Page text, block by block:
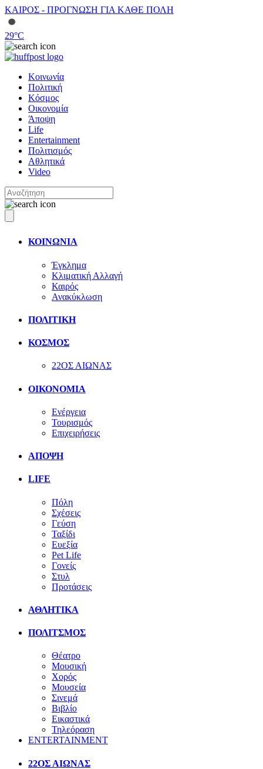
ΚΑΙΡΟΣ - ΠΡΟΓΝΩΣΗ ΓΙΑ ΚΑΘΕ ΠΟΛΗ
29°C
Κοινωνία
Πολιτική
Κόσμος
Οικονομία
Άποψη
Life
Entertainment
Πολιτισμός
Αθλητικά
Video
ΚΟΙΝΩΝΙΑ
Έγκλημα
Κλιματική Αλλαγή
Καιρός
Ανακύκλωση
ΠΟΛΙΤΙΚΗ
ΚΟΣΜΟΣ
22ΟΣ ΑΙΩΝΑΣ
ΟΙΚΟΝΟΜΙΑ
Ενέργεια
Τουρισμός
Επιχειρήσεις
ΑΠΟΨΗ
LIFE
Πόλη
Σχέσεις
Γεύση
Ταξίδι
Ευεξία
Pet Life
Γονείς
Στυλ
Προτάσεις
ΑΘΛΗΤΙΚΑ
ΠΟΛΙΤΣΜΟΣ
Θέατρο
Μουσική
Χορός
Μουσεία
Σινεμά
Βιβλίο
Εικαστικά
Τηλεόραση
ENTERTAINMENT
22ΟΣ ΑΙΩΝΑΣ